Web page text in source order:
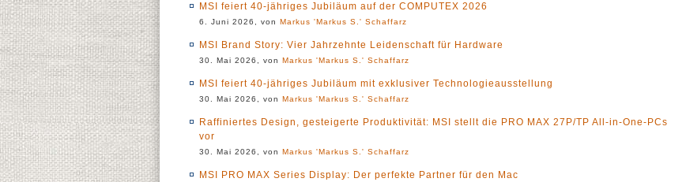
MSI feiert 40-jähriges Jubiläum auf der COMPUTEX 2026
6. Juni 2026, von Markus 'Markus S.' Schaffarz
MSI Brand Story: Vier Jahrzehnte Leidenschaft für Hardware
30. Mai 2026, von Markus 'Markus S.' Schaffarz
MSI feiert 40-jähriges Jubiläum mit exklusiver Technologieausstellung
30. Mai 2026, von Markus 'Markus S.' Schaffarz
Raffiniertes Design, gesteigerte Produktivität: MSI stellt die PRO MAX 27P/TP All-in-One-PCs
vor
30. Mai 2026, von Markus 'Markus S.' Schaffarz
MSI PRO MAX Series Display: Der perfekte Partner für den Mac